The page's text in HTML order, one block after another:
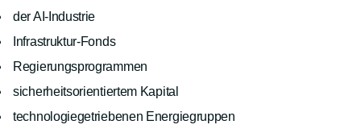
der AI-Industrie
Infrastruktur-Fonds
Regierungsprogrammen
sicherheitsorientiertem Kapital
technologiegetriebenen Energiegruppen